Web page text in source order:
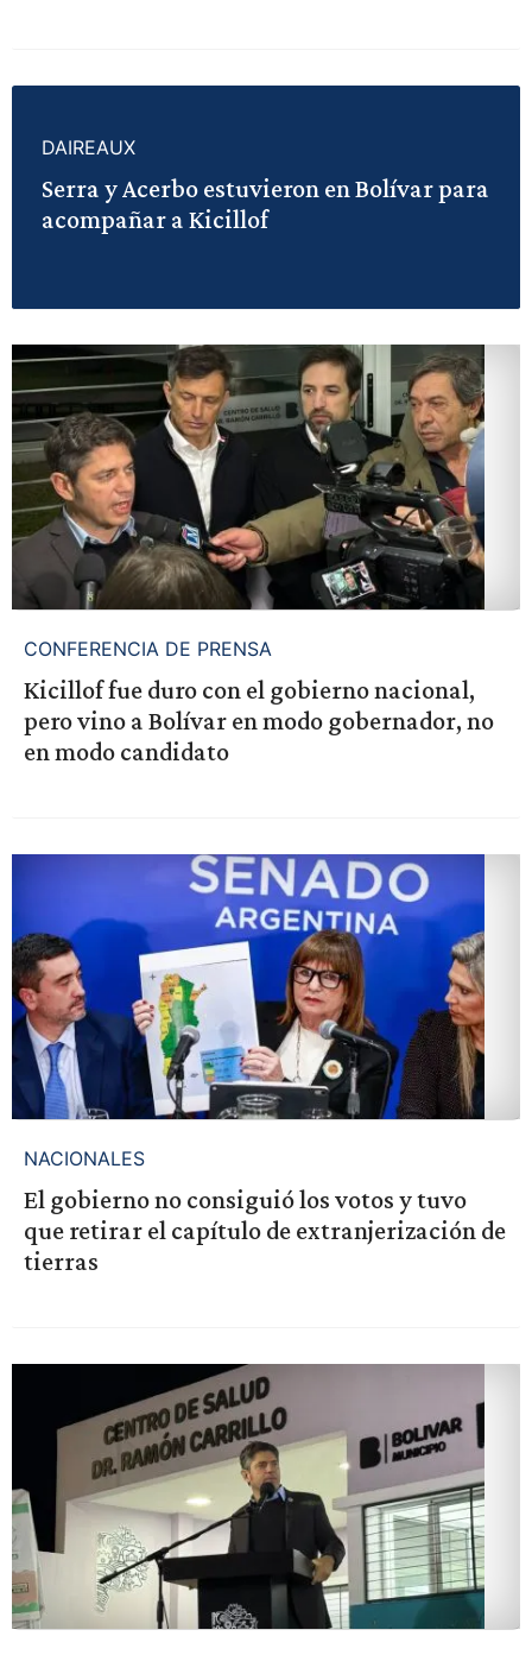
DAIREAUX
Serra y Acerbo estuvieron en Bolívar para
acompañar a Kicillof
CONFERENCIA DE PRENSA
Kicillof fue duro con el gobierno nacional,
pero vino a Bolívar en modo gobernador, no
en modo candidato
NACIONALES
El gobierno no consiguió los votos y tuvo
que retirar el capítulo de extranjerización de
tierras